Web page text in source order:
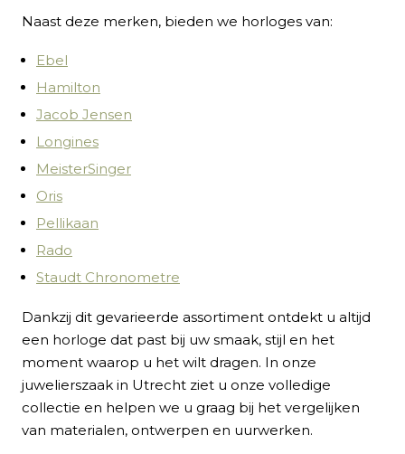
Naast deze merken, bieden we horloges van:
Ebel
Hamilton
Jacob Jensen
Longines
MeisterSinger
Oris
Pellikaan
Rado
Staudt Chronometre
Dankzij dit gevarieerde assortiment ontdekt u altijd
een horloge dat past bij uw smaak, stijl en het
moment waarop u het wilt dragen. In onze
juwelierszaak in Utrecht ziet u onze volledige
collectie en helpen we u graag bij het vergelijken
van materialen, ontwerpen en uurwerken.